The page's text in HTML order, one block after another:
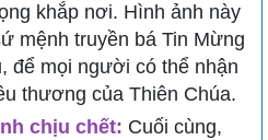
khắp nơi. Hình ảnh này
mệnh truyền bá Tin Mừng
để mọi người có thể nhận
thương của Thiên Chúa.
chịu chết: Cuối cùng,